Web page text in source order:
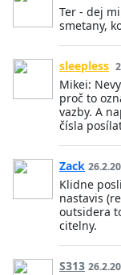
Ter - dej
smetany,
sleepless
Mikei:
proč to
vazby. A
čísla
Zack
Klidne
nastavis
outsidera
citelny.
S313